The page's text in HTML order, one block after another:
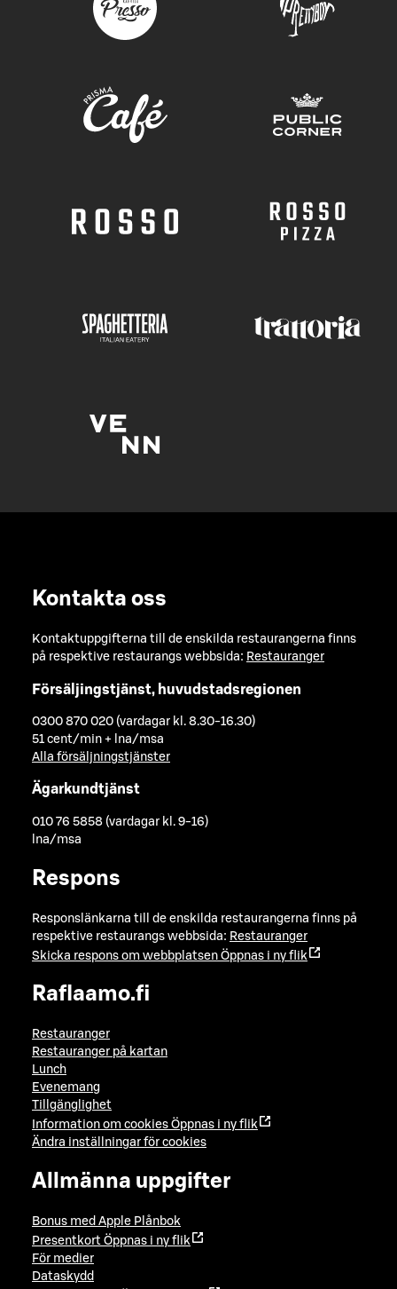
Kontakta oss
Kontaktuppgifterna till de enskilda restaurangerna finns
på respektive restaurangs webbsida: Restauranger
Försäljingstjänst, huvudstadsregionen
0300 870 020 (vardagar kl. 8.30-16.30)
51 cent/min + lna/msa
Alla försäljningstjänster
Ägarkundtjänst
010 76 5858 (vardagar kl. 9-16)
lna/msa
Respons
Responslänkarna till de enskilda restaurangerna finns på
respektive restaurangs webbsida: Restauranger
Skicka respons om webbplatsen Öppnas i ny flik
Raflaamo.fi
Restauranger
Restauranger på kartan
Lunch
Evenemang
Tillgänglighet
Information om cookies Öppnas i ny flik
Ändra inställningar för cookies
Allmänna uppgifter
Bonus med Apple Plånbok
Presentkort Öppnas i ny flik
För medier
Dataskydd